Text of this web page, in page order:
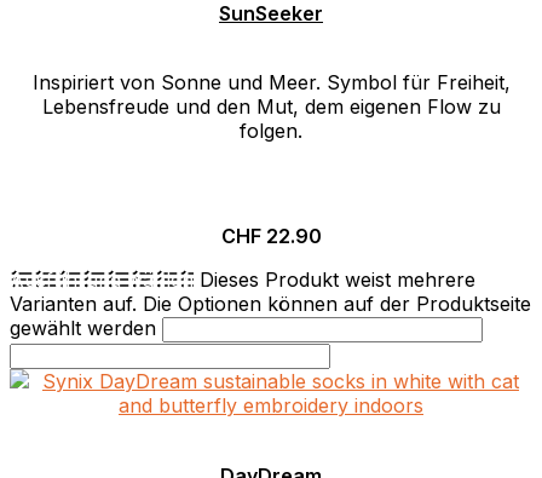
SunSeeker
Inspiriert von Sonne und Meer. Symbol für Freiheit,
Lebensfreude und den Mut, dem eigenen Flow zu
folgen.
CHF22.90
Ausführung wählen Dieses Produkt weist mehrere
Varianten auf. Die Optionen können auf der Produktseite
gewählt werden